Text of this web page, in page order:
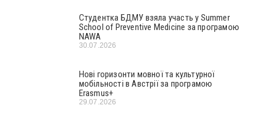
Студентка БДМУ взяла участь у Summer
School of Preventive Medicine за програмою
NAWA
30.07.2026
Нові горизонти мовної та культурної
мобільності в Австрії за програмою
Erasmus+
29.07.2026